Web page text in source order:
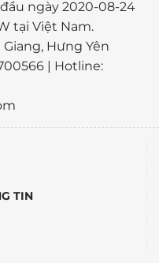
ngày 2020-08-24
tại Việt Nam.
Hưng Yên
| Hotline:
TIN